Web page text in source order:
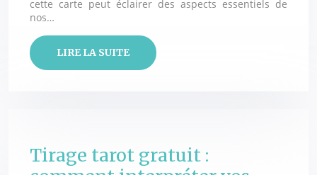
cette carte peut éclairer des aspects essentiels de
nos…
LIRE LA SUITE
Tirage tarot gratuit :